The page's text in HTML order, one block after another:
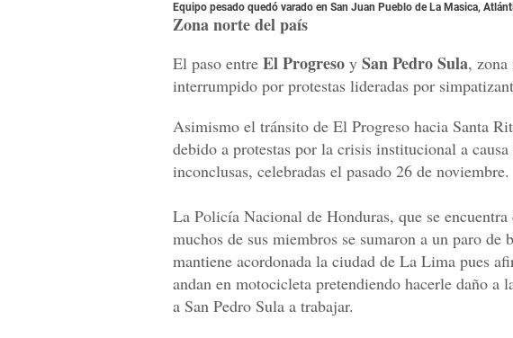
Equipo pesado quedó varado en San Juan Pueblo de La Masica,
Zona norte del país
El paso entre El Progreso y San Pedro Sula, zona
interrumpido por protestas lideradas por
Asimismo el tránsito de El Progreso hacia Santa
debido a protestas por la crisis institucional a
inconclusas, celebradas el pasado 26 de noviembre.
La Policía Nacional de Honduras, que se
muchos de sus miembros se sumaron a un paro de
mantiene acordonada la ciudad de La Lima pues
andan en motocicleta pretendiendo hacerle daño a
a San Pedro Sula a trabajar.